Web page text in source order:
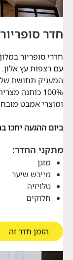
חדר סופריור
חדרי סופריור
עם רצפות עץ אלון.
המעניק תחושת
100%
ומוצרי אמבט
ביום ההגעה יחכו
מתקני החדר:
מזגן
מייבש שיער
טלויזיה
חלוקים
הזמן חדר זה